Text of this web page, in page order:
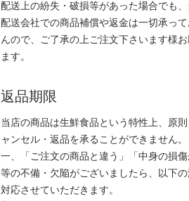
配送上の紛失・破損等があった場合でも
配送会社での商品補償や返金は一切承っ
んので、ご了承の上ご注文下さいます様
ます。
返品期限
当店の商品は生鮮食品という特性上、原
ャンセル・返品を承ることができません
一、「ご注文の商品と違う」「中身の損傷
等の不備・欠陥がございましたら、以下
対応させていただきます。